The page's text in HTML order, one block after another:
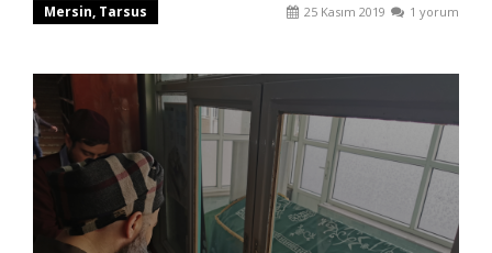
Mersin, Tarsus 25 Kasım 2019 1 yorum